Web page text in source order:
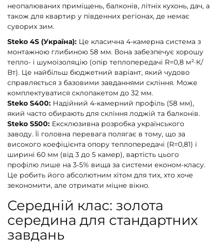
неопалюваних приміщень, балконів, літніх кухонь, дач, а
також для квартир у південних регіонах, де немає
суворих зим.
Steko 4S (Україна): Це класична 4-камерна система з
монтажною глибиною 58 мм. Вона забезпечує хорошу
тепло- і шумоізоляцію (опір теплопередачі R=0,8 м²·К/
Вт). Це найбільш бюджетний варіант, який чудово
справляється з базовими завданнями скління. Може
комплектуватися склопакетом до 32 мм.
Steko S400: Надійний 4-камерний профіль (58 мм),
який часто обирають для скління лоджій та балконів.
Steko S500: Ексклюзивна розробка українського
заводу. Її головна перевага полягає в тому, що за
високого коефіцієнта опору теплопередачі (R=0,81) і
ширині 60 мм (від 3 до 5 камер), вартість цього
профілю лише на 3-5% вища за системи економ-класу.
Це робить його абсолютним хітом для тих, хто хоче
зекономити, але отримати міцне вікно.
Середній клас: золота
середина для стандартних
завдань